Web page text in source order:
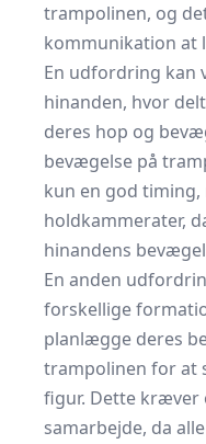
trampolinen, og
kommunikation at
En udfordring kan
hinanden, hvor
deres hop og
bevægelse på
kun en god
holdkammerater,
hinandens
En anden
forskellige
planlægge deres
trampolinen for at
figur. Dette kræver
samarbejde, da